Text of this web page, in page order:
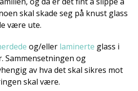
skal skade seg på knust glass
være ute.
og/eller laminerte glass i
Sammensetningen og
av hva det skal sikres mot
skal være.